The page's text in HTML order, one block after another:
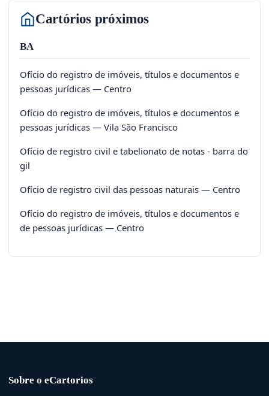
Cartórios próximos
BA
Ofício do registro de imóveis, títulos e documentos e
pessoas jurídicas — Centro
Ofício do registro de imóveis, títulos e documentos e
pessoas jurídicas — Vila São Francisco
Ofício de registro civil e tabelionato de notas - barra do
gil
Ofício de registro civil das pessoas naturais — Centro
Ofício do registro de imóveis, títulos e documentos e
de pessoas jurídicas — Centro
Sobre o eCartorios